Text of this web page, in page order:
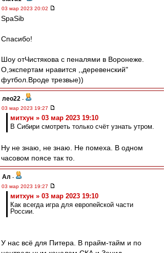
03 мар 2023 20:02
SpaSib
Спасибо!
Шоу отЧистякова с пеналями в Воронеже.
О,экспертам нравится ,,деревенский"
футбол.Вроде трезвые))
лео22 -
03 мар 2023 19:27
митхун » 03 мар 2023 19:10
В Сибири смотреть только счёт узнать утром.
Ну не знаю, не знаю. Не помеха. В одном
часовом поясе так то.
Ал -
03 мар 2023 19:27
митхун » 03 мар 2023 19:10
Как всегда игра для европейской части
России.
У нас всё для Питера. В прайм-тайм и по